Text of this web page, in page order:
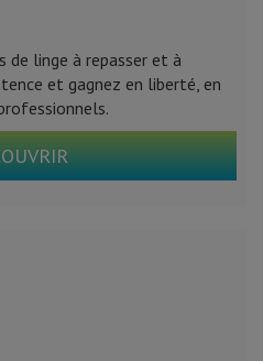
de linge à repasser et à
et gagnez en liberté, en